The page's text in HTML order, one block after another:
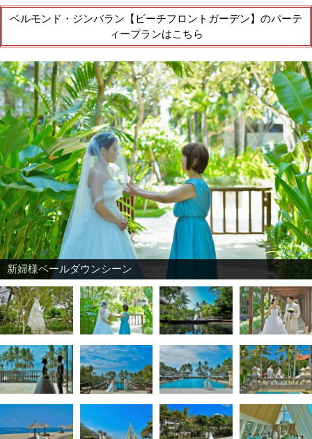
ベルモンド・ジンバラン【ビーチフロントガーデン】のパーテ
ィープランはこちら
リゾート内ガーデンにて挙式前撮影